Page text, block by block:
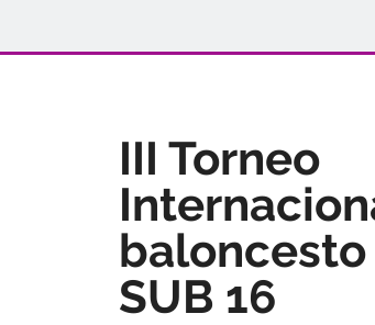
III Torneo
baloncesto
SUB 16